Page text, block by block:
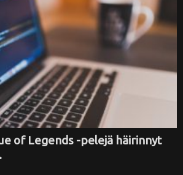
of Legends -pelejä häirinnyt